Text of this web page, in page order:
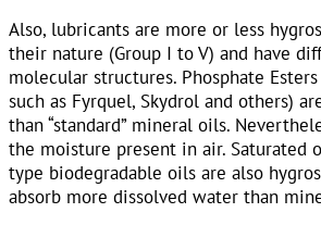
Also, lubricants are more or less
their nature (Group I to V) and have
molecular structures. Phosphate
such as Fyrquel, Skydrol and others)
than “standard” mineral oils.
the moisture present in air. Saturated
type biodegradable oils are also
absorb more dissolved water than